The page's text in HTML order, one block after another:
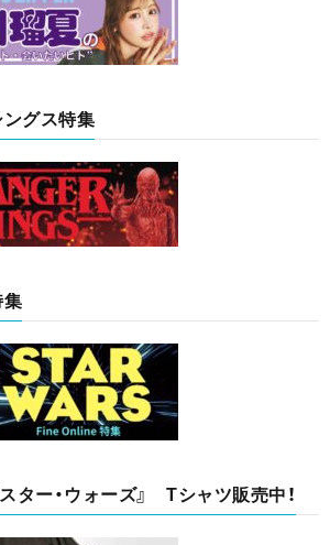
ングス特集
集
ター・ウォーズ』 Tシャツ販売中！